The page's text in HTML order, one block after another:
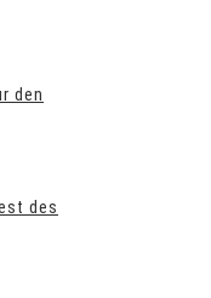
den
des